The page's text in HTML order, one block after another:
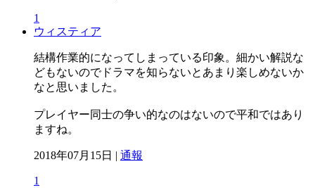
1
ウィスティア
結構作業的になってしまっている印象。細かい解説な
どもないのでドラマを知らないとあまり楽しめないか
なと思いました。
プレイヤー同士の争い的なのはないので平和ではあり
ますね。
2018年07月15日 | 通報
1